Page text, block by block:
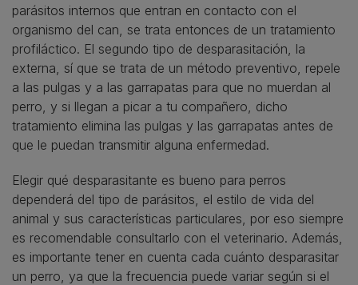
parásitos internos que entran en contacto con el
organismo del can, se trata entonces de un tratamiento
profiláctico. El segundo tipo de desparasitación, la
externa, sí que se trata de un método preventivo, repele
a las pulgas y a las garrapatas para que no muerdan al
perro, y si llegan a picar a tu compañero, dicho
tratamiento elimina las pulgas y las garrapatas antes de
que le puedan transmitir alguna enfermedad.
Elegir qué desparasitante es bueno para perros
dependerá del tipo de parásitos, el estilo de vida del
animal y sus características particulares, por eso siempre
es recomendable consultarlo con el veterinario. Además,
es importante tener en cuenta cada cuánto desparasitar
un perro, ya que la frecuencia puede variar según si el